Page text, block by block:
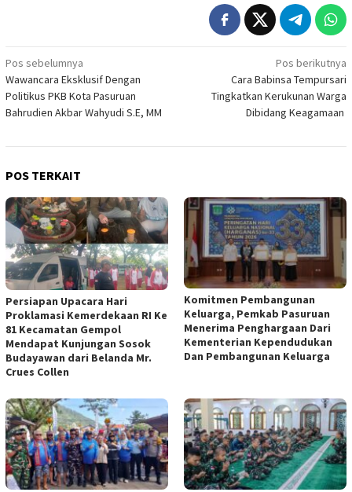
Navigasi
pos
Pos sebelumnya
Wawancara Eksklusif Dengan
Politikus PKB Kota Pasuruan
Bahrudien Akbar Wahyudi S.E, MM
Pos berikutnya
Cara Babinsa Tempursari
Tingkatkan Kerukunan Warga
Dibidang Keagamaan
POS TERKAIT
Persiapan Upacara Hari
Proklamasi Kemerdekaan RI Ke
81 Kecamatan Gempol
Mendapat Kunjungan Sosok
Budayawan dari Belanda Mr.
Crues Collen
Komitmen Pembangunan
Keluarga, Pemkab Pasuruan
Menerima Penghargaan Dari
Kementerian Kependudukan
Dan Pembangunan Keluarga